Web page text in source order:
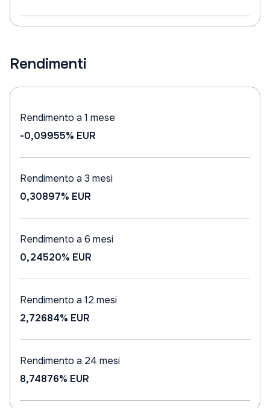
Rendimenti
Rendimento a 1 mese
-0,09955% EUR
Rendimento a 3 mesi
0,30897% EUR
Rendimento a 6 mesi
0,24520% EUR
Rendimento a 12 mesi
2,72684% EUR
Rendimento a 24 mesi
8,74876% EUR